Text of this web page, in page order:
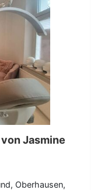
Jasmine
Oberhausen,